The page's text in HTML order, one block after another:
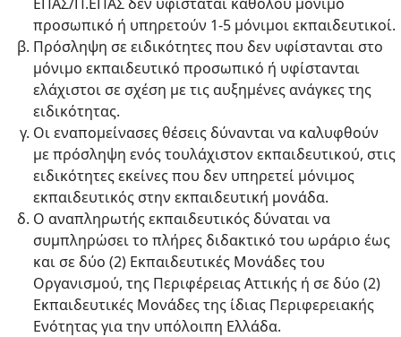
προσωπικό ή υπηρετούν 1-5 μόνιμοι εκπαιδευτικοί.
Πρόσληψη σε ειδικότητες που δεν υφίστανται στο
μόνιμο εκπαιδευτικό προσωπικό ή υφίστανται
ελάχιστοι σε σχέση με τις αυξημένες ανάγκες της
ειδικότητας.
Οι εναπομείνασες θέσεις δύνανται να καλυφθούν
με πρόσληψη ενός τουλάχιστον εκπαιδευτικού, στις
ειδικότητες εκείνες που δεν υπηρετεί μόνιμος
εκπαιδευτικός στην εκπαιδευτική μονάδα.
Ο αναπληρωτής εκπαιδευτικός δύναται να
συμπληρώσει το πλήρες διδακτικό του ωράριο έως
και σε δύο (2) Εκπαιδευτικές Μονάδες του
Οργανισμού, της Περιφέρειας Αττικής ή σε δύο (2)
Εκπαιδευτικές Μονάδες της ίδιας Περιφερειακής
Ενότητας για την υπόλοιπη Ελλάδα.